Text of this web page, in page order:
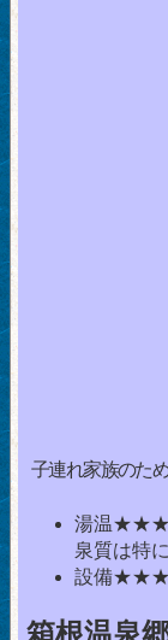
子連れ家族のた
湯温
泉質は特
設備
箱根温泉